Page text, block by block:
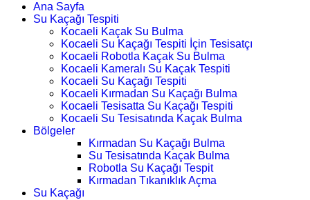
Ana Sayfa
Su Kaçağı Tespiti
Kocaeli Kaçak Su Bulma
Kocaeli Su Kaçağı Tespiti İçin Tesisatçı
Kocaeli Robotla Kaçak Su Bulma
Kocaeli Kameralı Su Kaçak Tespiti
Kocaeli Su Kaçağı Tespiti
Kocaeli Kırmadan Su Kaçağı Bulma
Kocaeli Tesisatta Su Kaçağı Tespiti
Kocaeli Su Tesisatında Kaçak Bulma
Bölgeler
Kırmadan Su Kaçağı Bulma
Su Tesisatında Kaçak Bulma
Robotla Su Kaçağı Tespit
Kırmadan Tıkanıklık Açma
Su Kaçağı